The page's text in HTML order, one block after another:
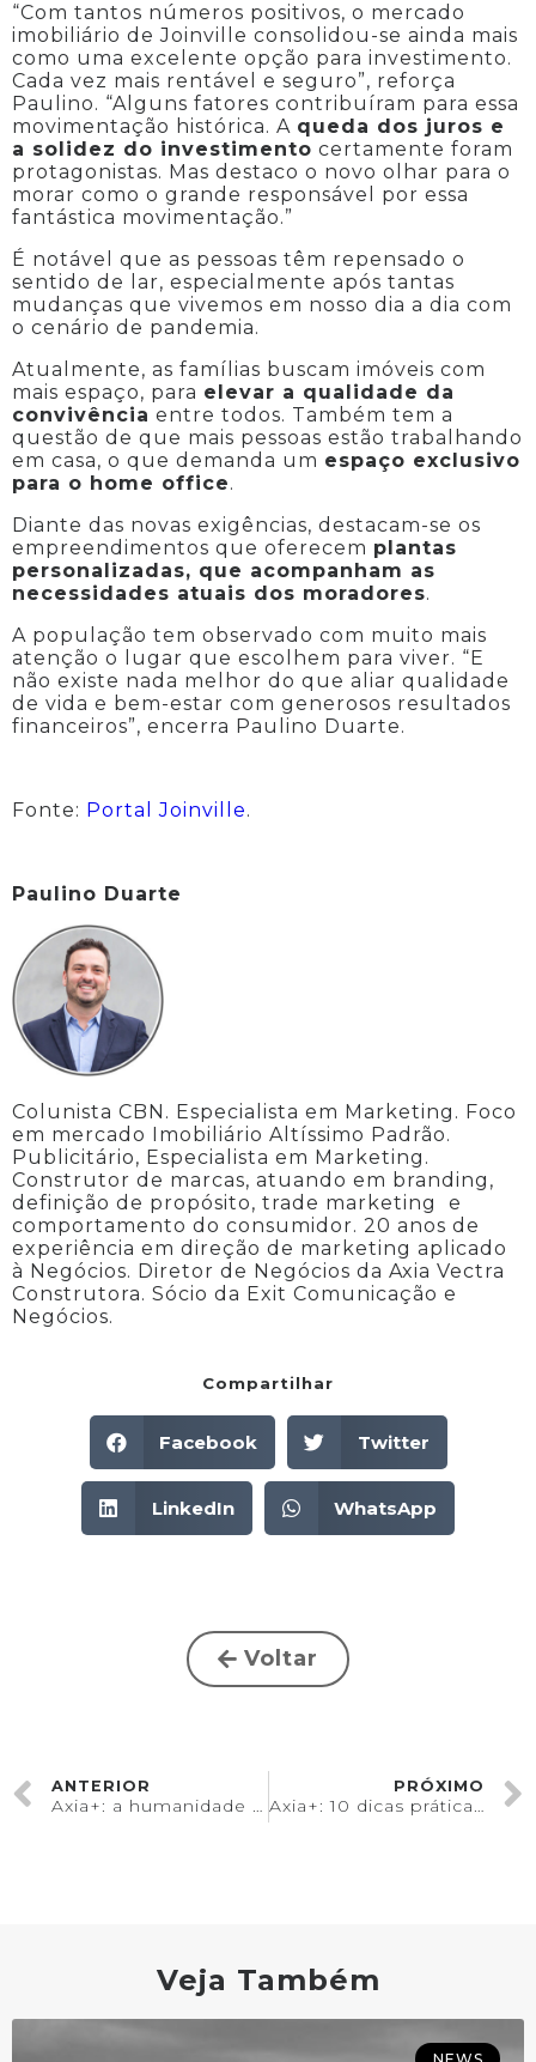
“Com tantos números positivos, o mercado
imobiliário de Joinville consolidou-se ainda mais
como uma excelente opção para investimento.
Cada vez mais rentável e seguro”, reforça
Paulino. “Alguns fatores contribuíram para essa
movimentação histórica. A queda dos juros e
a solidez do investimento certamente foram
protagonistas. Mas destaco o novo olhar para o
morar como o grande responsável por essa
fantástica movimentação.”
É notável que as pessoas têm repensado o
sentido de lar, especialmente após tantas
mudanças que vivemos em nosso dia a dia com
o cenário de pandemia.
Atualmente, as famílias buscam imóveis com
mais espaço, para elevar a qualidade da
convivência entre todos. Também tem a
questão de que mais pessoas estão trabalhando
em casa, o que demanda um espaço exclusivo
para o home office.
Diante das novas exigências, destacam-se os
empreendimentos que oferecem plantas
personalizadas, que acompanham as
necessidades atuais dos moradores.
A população tem observado com muito mais
atenção o lugar que escolhem para viver. “E
não existe nada melhor do que aliar qualidade
de vida e bem-estar com generosos resultados
financeiros”, encerra Paulino Duarte.
Fonte: Portal Joinville.
Paulino Duarte
Colunista CBN. Especialista em Marketing. Foco
em mercado Imobiliário Altíssimo Padrão.
Publicitário, Especialista em Marketing.
Construtor de marcas, atuando em branding,
definição de propósito, trade marketing e
comportamento do consumidor. 20 anos de
experiência em direção de marketing aplicado
à Negócios. Diretor de Negócios da Axia Vectra
Construtora. Sócio da Exit Comunicação e
Negócios.
Compartilhar
Facebook Twitter
LinkedIn WhatsApp
Voltar
ANTERIOR
Axia+: a humanidade e a busca pela qualidade de vida
PRÓXIMO
Axia+: 10 dicas práticas para um lar mais aconchegante
Veja Também